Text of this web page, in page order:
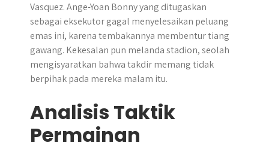
Vasquez. Ange-Yoan Bonny yang ditugaskan
sebagai eksekutor gagal menyelesaikan peluang
emas ini, karena tembakannya membentur tiang
gawang. Kekesalan pun melanda stadion, seolah
mengisyaratkan bahwa takdir memang tidak
berpihak pada mereka malam itu.
Analisis Taktik
Permainan